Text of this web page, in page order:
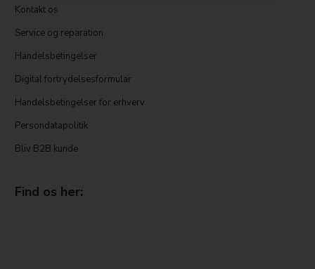
Kontakt os
Service og reparation
Handelsbetingelser
Digital fortrydelsesformular
Handelsbetingelser for erhverv
Persondatapolitik
Bliv B2B kunde
Find os her: